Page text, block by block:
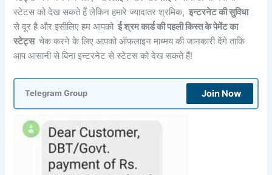
स्टेटस को देख सकते हैं लेकिन हमारे ज्यादातर श्रमिक, इन्टरनेट की सुविधा
से दूर है और इसीलिए हम आपको ई श्रम कार्ड की पहली किस्त के पेमेंट का
स्टेट्स चेक करने के लिए आपको ऑफलाइन माध्मय की जानकारी देंगे ताकि
आप आसानी से बिना इन्टरनेट से स्टेटस को देख सकते हैं!
Telegram Group Join Now